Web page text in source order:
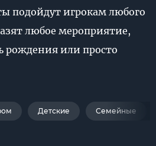
подойдут игрокам любого
любое мероприятие,
рождения или просто
Детские Семейные